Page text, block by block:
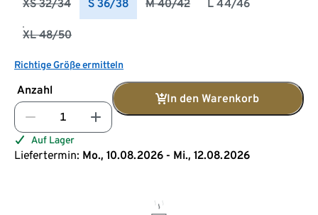
XS 32/34 S 36/38 M 40/42 L 44/46
XL 48/50
Richtige Größe ermitteln
Anzahl
In den Warenkorb
Auf Lager
Liefertermin: Mo., 10.08.2026 - Mi., 12.08.2026